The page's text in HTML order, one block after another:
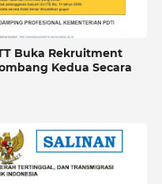
Buka Rekruitment
Kedua Secara